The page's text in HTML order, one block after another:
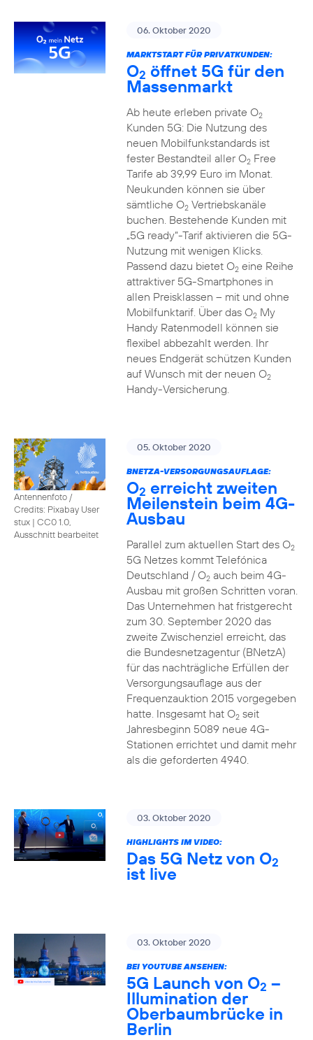
06. Oktober 2020
MARKTSTART FÜR PRIVATKUNDEN:
O2 öffnet 5G für den
Massenmarkt
Ab heute erleben private O2
Kunden 5G: Die Nutzung des
neuen Mobilfunkstandards ist
fester Bestandteil aller O2Free
Tarife ab 39,99 Euro im Monat.
Neukunden können sie über
sämtliche O2Vertriebskanäle
buchen. Bestehende Kunden mit
„5G ready“-Tarif aktivieren die 5G-
Nutzung mit wenigen Klicks.
Passend dazu bietet O2eine Reihe
attraktiver 5G-Smartphones in
allen Preisklassen – mit und ohne
Mobilfunktarif. Über das O2My
Handy Ratenmodell können sie
flexibel abbezahlt werden. Ihr
neues Endgerät schützen Kunden
auf Wunsch mit der neuen O2
Handy-Versicherung.
Antennenfoto /
Credits: Pixabay User
stux | CC0 1.0,
Ausschnitt bearbeitet
05. Oktober 2020
BNETZA-VERSORGUNGSAUFLAGE:
O2 erreicht zweiten
Meilenstein beim 4G-
Ausbau
Parallel zum aktuellen Start des O2
5G Netzes kommt Telefónica
Deutschland / O2auch beim 4G-
Ausbau mit großen Schritten voran.
Das Unternehmen hat fristgerecht
zum 30. September 2020 das
zweite Zwischenziel erreicht, das
die Bundesnetzagentur (BNetzA)
für das nachträgliche Erfüllen der
Versorgungsauflage aus der
Frequenzauktion 2015 vorgegeben
hatte. Insgesamt hat O2seit
Jahresbeginn 5089 neue 4G-
Stationen errichtet und damit mehr
als die geforderten 4940.
03. Oktober 2020
HIGHLIGHTS IM VIDEO:
Das 5G Netz von O2
ist live
03. Oktober 2020
BEI YOUTUBE ANSEHEN:
5G Launch von O2 –
Illumination der
Oberbaumbrücke in
Berlin